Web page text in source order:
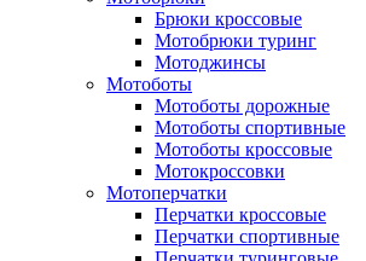
Брюки кроссовые
Мотобрюки туринг
Мотоджинсы
Мотоботы
Мотоботы дорожные
Мотоботы спортивные
Мотоботы кроссовые
Мотокроссовки
Мотоперчатки
Перчатки кроссовые
Перчатки спортивные